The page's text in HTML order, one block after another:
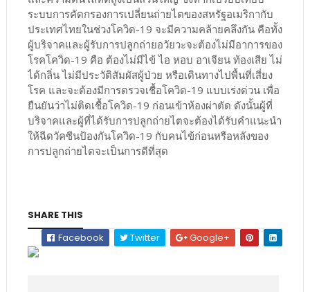
ระบบการคัดกรองการเปลี่ยนถ่ายไตของสหรัฐอเมริกากับ
ประเทศไทยในช่วงโควิด-19 จะมีความคล้ายคลึงกัน คือทั้ง
ผู้บริจาคและผู้รับการปลูกถ่ายอวัยวะจะต้องไม่มีอาการของ
โรคโควิด-19 คือ ต้องไม่มีไข้ ไอ หอบ อาเจียน ท้องเสีย ไม่
ได้กลิ่น ไม่มีประวัติสัมผัสผู้ป่วย หรือเดินทางไปพื้นที่เสี่ยง
โรค และจะต้องมีการตรวจเชื้อโควิด-19 แบบเร่งด่วน เพื่อ
ยืนยันว่าไม่ติดเชื้อโควิด-19 ก่อนเข้าห้องผ่าตัด ดังนั้นผู้ที่
บริจาคและผู้ที่ได้รับการปลูกถ่ายไตจะต้องได้รับคำแนะนำ
ให้ฉีดวัคซีนป้องกันโควิด-19 กับคนไข้ก่อนหรือหลังของ
การปลูกถ่ายไตจะเป็นการดีที่สุด
SHARE THIS
Facebook
Twitter Google+